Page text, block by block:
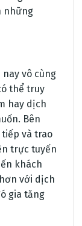
những
vô cùng
thể truy
hay dịch
Bên
và trao
trực tuyến
khách
với dịch
gia tăng